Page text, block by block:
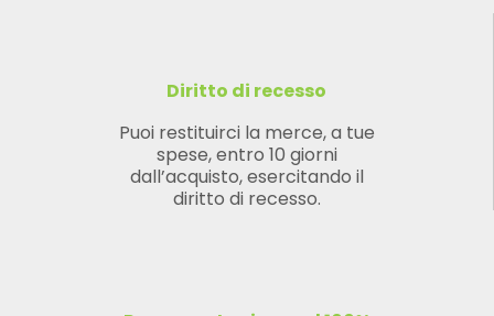
Diritto di recesso
Puoi restituirci la merce, a tue
spese, entro 10 giorni
dall’acquisto, esercitando il
diritto di recesso.